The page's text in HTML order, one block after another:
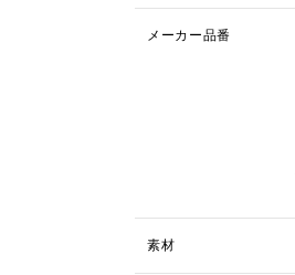
メーカー品番
素材